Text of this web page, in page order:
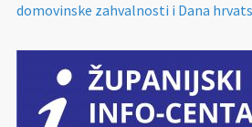
domovinske zahvalnosti i Dana